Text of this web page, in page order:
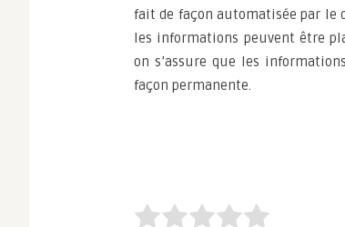
fait de façon automatisée par le
les informations peuvent être
on s’assure que les
façon permanente.
Rate this item: Submit Rating